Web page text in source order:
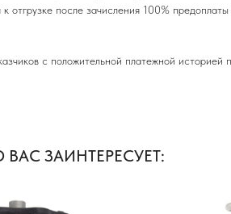
к отгрузке после зачисления 100%
с положительной платежной историей
ЗАИНТЕРЕСУЕТ: